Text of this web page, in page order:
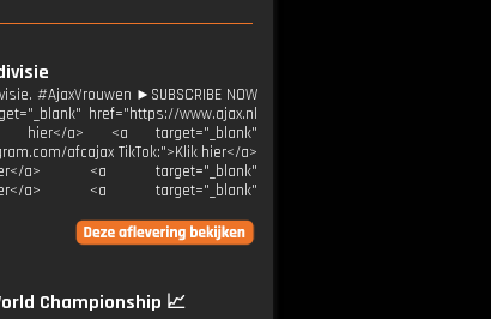
#AjaxVrouwen ►SUBSCRIBE NOW
href="https://www.ajax.nl
hier</a> <a target="_blank"
afcajax TikTok:">Klik hier</a>
a> <a target="_blank"
hier</a> <a target="_blank"
Championship 📈